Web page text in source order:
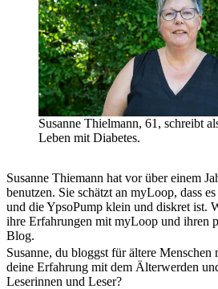
Susanne Thielmann, 61, schreibt
Leben mit Diabetes.
Susanne Thiemann hat vor über einem
benutzen. Sie schätzt an myLoop, dass
und die YpsoPump klein und diskret ist.
ihre Erfahrungen mit myLoop und ihren
Blog.
Susanne, du bloggst für ältere
deine Erfahrung mit dem Älterwerden
Leserinnen und Leser?